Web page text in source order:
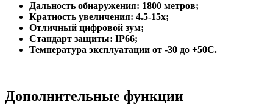
Дальность обнаружения: 1800 метров;
Кратность увеличения: 4.5-15х;
Отличный цифровой зум;
Стандарт защиты: IP66;
Температура эксплуатации от -30 до +50С.
Дополнительные функции